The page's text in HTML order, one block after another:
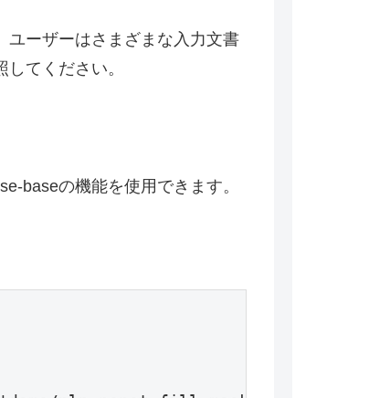
ユーザーはさまざまな入力文書
てください。
baseの機能を使用できます。